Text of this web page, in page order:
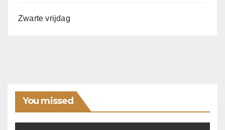
Zwarte vrijdag
You missed